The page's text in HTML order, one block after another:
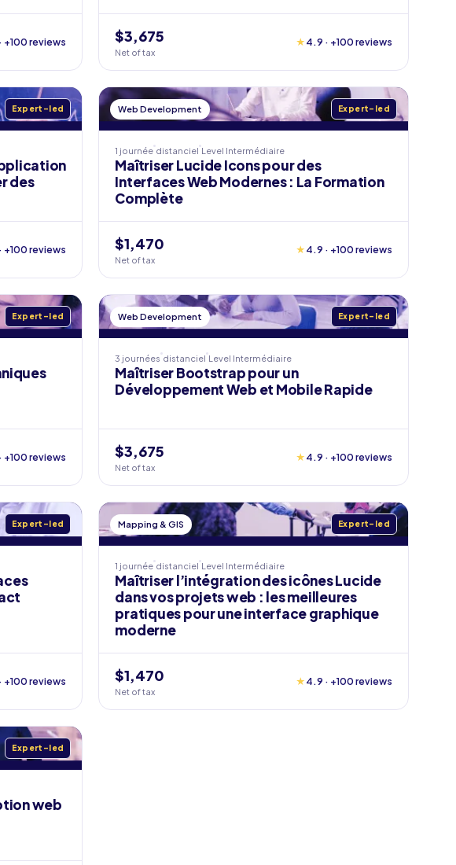
+100 reviews $3,675
Net of tax
★ 4.9 · +100 reviews
Expert-led
des
+100 reviews
Web Development Expert-led
1 journée distanciel Level Intermédiaire
Maîtriser Lucide Icons pour des
Interfaces Web Modernes : La Formation
Complète
$1,470
Net of tax
★ 4.9 · +100 reviews
Expert-led
+100 reviews
Web Development Expert-led
3 journées distanciel Level Intermédiaire
Maîtriser Bootstrap pour un
Développement Web et Mobile Rapide
$3,675
Net of tax
★ 4.9 · +100 reviews
Expert-led
+100 reviews
Mapping & GIS Expert-led
1 journée distanciel Level Intermédiaire
Maîtriser l’intégration des icônes Lucide
dans vos projets web : les meilleures
pratiques pour une interface graphique
moderne
$1,470
Net of tax
★ 4.9 · +100 reviews
Expert-led
web